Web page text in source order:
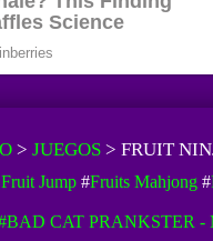
> JUEGOS> FRUIT
Jump#Fruits Mahjong#
CAT PRANKSTER -